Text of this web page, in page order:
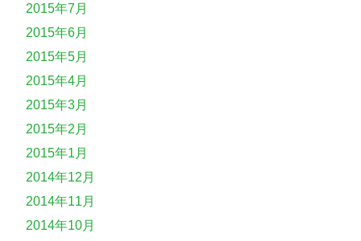
2015年7月
2015年6月
2015年5月
2015年4月
2015年3月
2015年2月
2015年1月
2014年12月
2014年11月
2014年10月